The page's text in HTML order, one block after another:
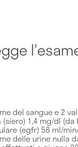
del sangue e 2
1,4 mg/dl (da
(egfr) 58 ml/
delle urine nulla